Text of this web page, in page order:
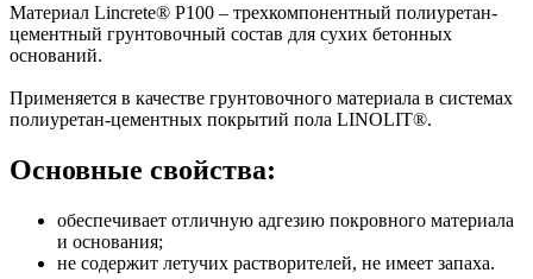
Материал Lincrete® P100 – трехкомпонентный полиуретан-
цементный грунтовочный состав для сухих бетонных
оснований.
Применяется в качестве грунтовочного материала в системах
полиуретан-цементных покрытий пола LINOLIT®.
Основные свойства:
обеспечивает отличную адгезию покровного материала
и основания;
не содержит летучих растворителей, не имеет запаха.